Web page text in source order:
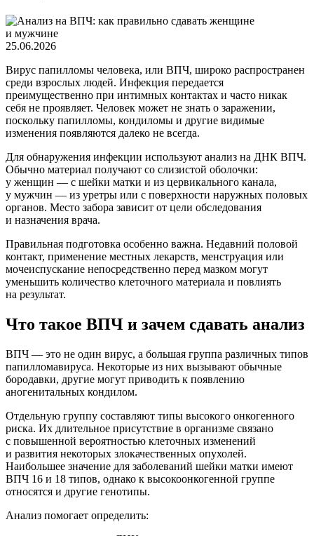
25.06.2026
Вирус папилломы человека, или ВПЧ, широко распространен
среди взрослых людей. Инфекция передается
преимущественно при интимных контактах и часто никак
себя не проявляет. Человек может не знать о заражении,
поскольку папилломы, кондиломы и другие видимые
изменения появляются далеко не всегда.
Для обнаружения инфекции используют анализ на ДНК ВПЧ.
Обычно материал получают со слизистой оболочки:
у женщин — с шейки матки и из цервикального канала,
у мужчин — из уретры или с поверхности наружных половых
органов. Место забора зависит от цели обследования
и назначения врача.
Правильная подготовка особенно важна. Недавний половой
контакт, применение местных лекарств, менструация или
мочеиспускание непосредственно перед мазком могут
уменьшить количество клеточного материала и повлиять
на результат.
Что такое ВПЧ и зачем сдавать анализ
ВПЧ — это не один вирус, а большая группа различных типов
папилломавируса. Некоторые из них вызывают обычные
бородавки, другие могут приводить к появлению
аногенитальных кондилом.
Отдельную группу составляют типы высокого онкогенного
риска. Их длительное присутствие в организме связано
с повышенной вероятностью клеточных изменений
и развития некоторых злокачественных опухолей.
Наибольшее значение для заболеваний шейки матки имеют
ВПЧ 16 и 18 типов, однако к высокоонкогенной группе
относятся и другие генотипы.
Анализ помогает определить: